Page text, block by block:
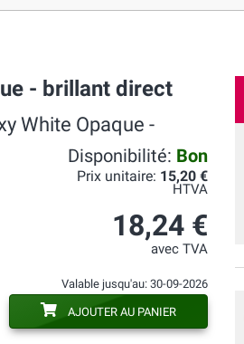
- brillant direct
White Opaque -
Disponibilité: Bon
Prix unitaire: 15,20 €
HTVA
18,24 €
avec TVA
Valable jusqu'au: 30-09-2026
AJOUTER AU PANIER